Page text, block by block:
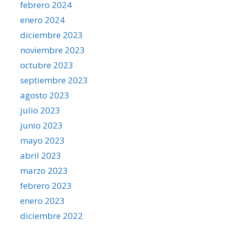
febrero 2024
enero 2024
diciembre 2023
noviembre 2023
octubre 2023
septiembre 2023
agosto 2023
julio 2023
junio 2023
mayo 2023
abril 2023
marzo 2023
febrero 2023
enero 2023
diciembre 2022